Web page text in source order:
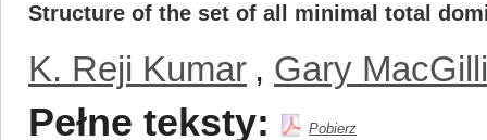
Structure of the set of all minimal total
K. Reji Kumar , Gary
Pełne teksty: Pobierz